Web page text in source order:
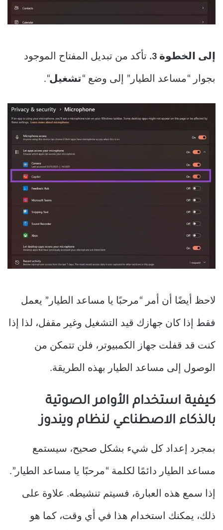
إلى الخطوة 3. تأكد من تبديل المفتاح الموجود
بجوار “مساعد الطيار” إلى وضع “ تشغيل“.
لاحظ أيضًا أن أمر “مرحبًا يا مساعد الطيار” يعمل
فقط إذا كان جهازك قيد التشغيل وغير مقفل، لذا إذا
كنت قد قفلت جهاز الكمبيوتر، فلن تتمكن من
الوصول إلى مساعد الطيار بهذه الطريقة.
كيفية استخدام الأوامر الصوتية
بالذكاء الاصطناعي لنظام ويندوز
بمجرد إعداد كل شيء بشكل صحيح، سيستمع
مساعد الطيار دائمًا لكلمة “مرحبًا يا مساعد الطيار”.
إذا سمع هذه العبارة، فسيتم تنشيطه. علاوة على
ذلك، يمكنك استخدام هذا في أي وقت، كما هو